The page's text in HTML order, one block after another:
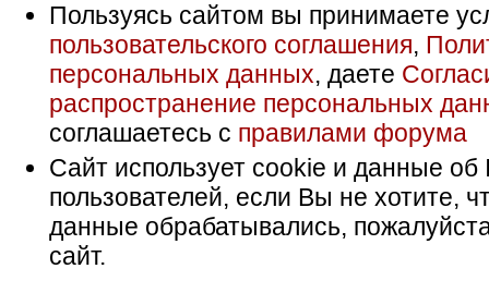
Пользуясь сайтом вы принимаете
пользовательского соглашения,
персональных данных, даете
распространение персональных
соглашаетесь с правилами форума
Сайт использует cookie и данные об
пользователей, если Вы не хотите,
данные обрабатывались,
сайт.